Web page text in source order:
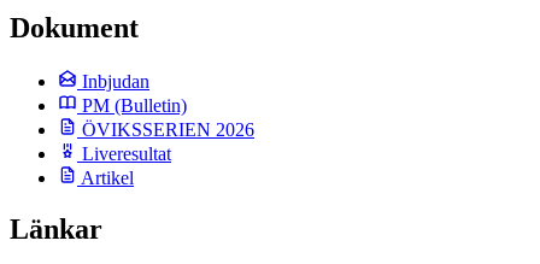
Dokument
Inbjudan
PM (Bulletin)
ÖVIKSSERIEN 2026
Liveresultat
Artikel
Länkar